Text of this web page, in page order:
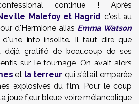
continue ! Après
, Malefoy et Hagrid, c'est au
d'Hermione alias Emma Watson
info insolite. Il faut dire que
déjà gratifié de beaucoup de ses
sur le tournage. On avait alors
et la terreur qui s'était emparée
explosives du film. Pour le coup
joue fleur bleue voire mélancolique